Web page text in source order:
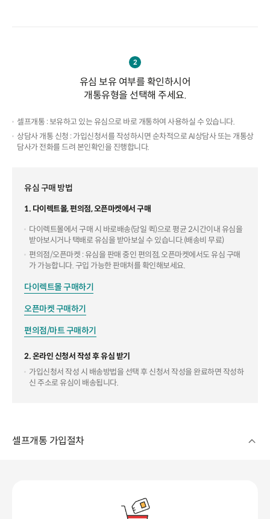
2
유심 보유 여부를 확인하시어
개통유형을 선택해 주세요.
셀프개통 : 보유하고 있는 유심으로 바로 개통하여 사용하실 수 있습니다.
상담사 개통 신청 : 가입신청서를 작성하시면 순차적으로 AI상담사 또는 개통상
담사가 전화를 드려 본인확인을 진행합니다.
유심 구매 방법
1. 다이렉트몰, 편의점, 오픈마켓에서 구매
다이렉트몰에서 구매 시 바로배송(당일 퀵)으로 평균 2시간이내 유심을
받아보시거나 택배로 유심을 받아보실 수 있습니다.(배송비 무료)
편의점/오픈마켓 : 유심을 판매 중인 편의점, 오픈마켓에서도 유심 구매
가 가능합니다. 구입 가능한 판매처를 확인해보세요.
다이렉트몰 구매하기
오픈마켓 구매하기
편의점/마트 구매하기
2. 온라인 신청서 작성 후 유심 받기
가입신청서 작성 시 배송방법을 선택 후 신청서 작성을 완료하면 작성하
신 주소로 유심이 배송됩니다.
셀프개통 가입절차